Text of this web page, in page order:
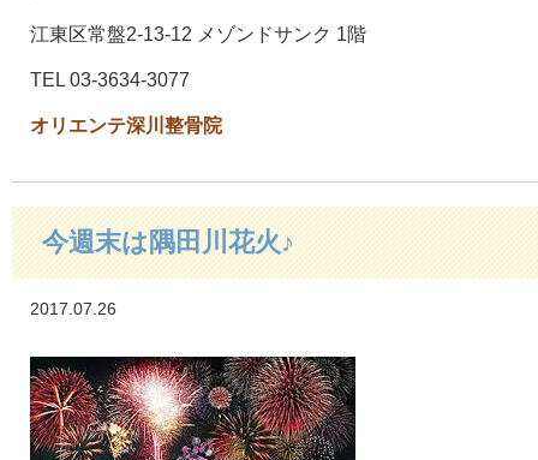
江東区常盤2-13-12 メゾンドサンク 1階
TEL 03-3634-3077
オリエンテ深川整骨院
今週末は隅田川花火♪
2017.07.26